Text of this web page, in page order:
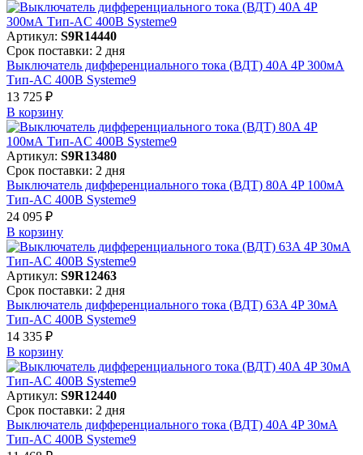
Артикул: S9R14440
Срок поставки: 2 дня
Выключатель дифференциального тока (ВДТ) 40A 4P 300мА
Тип-AC 400В Systeme9
13 725 ₽
В корзинy
Артикул: S9R13480
Срок поставки: 2 дня
Выключатель дифференциального тока (ВДТ) 80A 4P 100мА
Тип-AC 400В Systeme9
24 095 ₽
В корзинy
Артикул: S9R12463
Срок поставки: 2 дня
Выключатель дифференциального тока (ВДТ) 63A 4P 30мА
Тип-AC 400В Systeme9
14 335 ₽
В корзинy
Артикул: S9R12440
Срок поставки: 2 дня
Выключатель дифференциального тока (ВДТ) 40A 4P 30мА
Тип-AC 400В Systeme9